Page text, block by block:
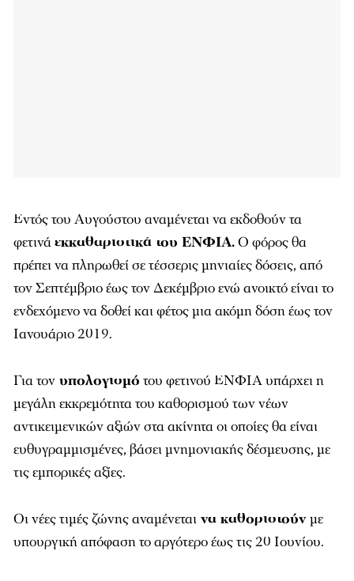
Εντός του Αυγούστου αναμένεται να εκδοθούν τα
φετινάεκκαθαριστικά του ΕΝΦΙΑ.Ο φόρος θα
πρέπει να πληρωθεί σε τέσσερις μηνιαίες δόσεις, από
τον Σεπτέμβριο έως τον Δεκέμβριο ενώ ανοικτό είναι το
ενδεχόμενο να δοθεί και φέτος μια ακόμη δόση έως τον
Ιανουάριο 2019.
Για τον υπολογισμό του φετινού ΕΝΦΙΑ υπάρχει η
μεγάλη εκκρεμότητα του καθορισμού των νέων
αντικειμενικών αξιών στα ακίνητα οι οποίες θα είναι
ευθυγραμμισμένες, βάσει μνημονιακής δέσμευσης, με
τις εμπορικές αξίες.
Οι νέες τιμές ζώνης αναμένεται να καθοριστούνμε
υπουργική απόφαση το αργότερο έως τις 20 Ιουνίου.